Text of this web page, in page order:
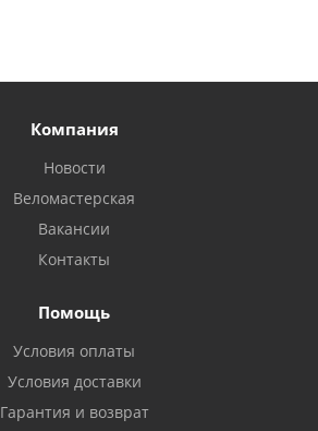
Компания
Новости
Веломастерская
Вакансии
Контакты
Помощь
Условия оплаты
Условия доставки
Гарантия и возврат